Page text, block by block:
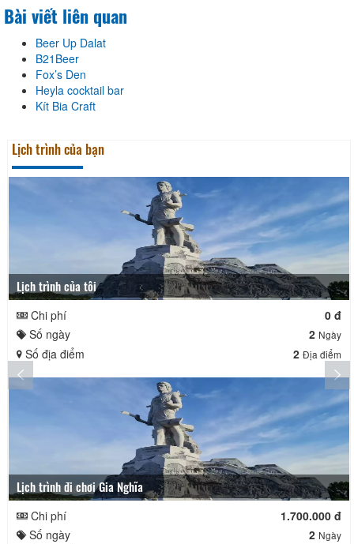
Bài viết liên quan
Beer Up Dalat
B21Beer
Fox’s Den
Heyla cocktail bar
Kít Bia Craft
Lịch trình của bạn
Lịch trình của tôi
Chi phí
0 đ
Số ngày
2 Ngày
Số địa điểm 2 Địa điểm
Lịch trình đi chơi Gia Nghĩa
Chi phí
1.700.000 đ
Số ngày
2 Ngày